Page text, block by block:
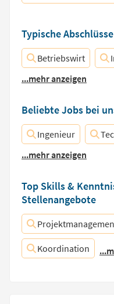
Typische
Betriebswirt
...mehr anzeigen
Beliebte Jobs bei
Ingenieur
...mehr anzeigen
Top Skills &
Stellenangebote
Koordination